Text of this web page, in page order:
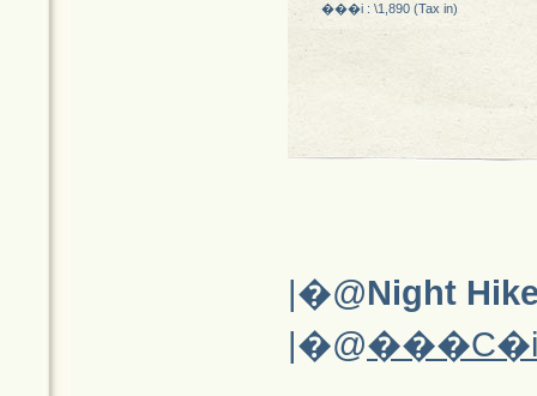
���i : \1,890 (Tax in)
|�@Night
|�@